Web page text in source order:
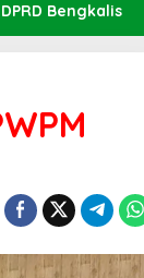
DPRD Bengkalis